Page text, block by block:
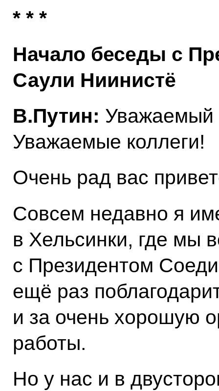
* * *
Начало беседы с
Саули Ниинистё
В.Путин: Уважаемый
Уважаемые коллеги!
Очень рад вас
Совсем недавно я
в Хельсинки, где мы
с Президентом
ещё раз
и за очень хорошую
работы.
Но у нас и в